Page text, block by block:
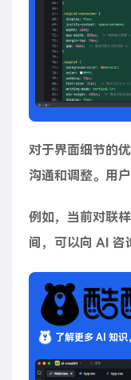
对于界面细节的
沟通和调整。用
例如，当前对联
间，可以向 AI 咨
了解更多 AI 知